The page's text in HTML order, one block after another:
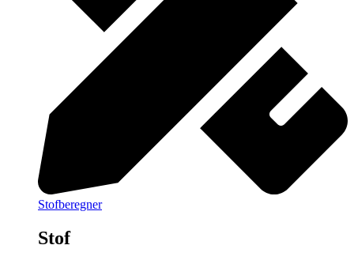
Stofberegner
Stof